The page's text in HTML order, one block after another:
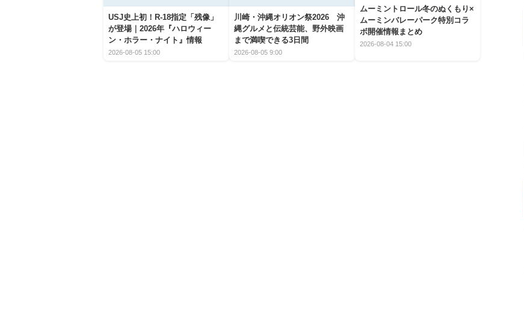
USJ史上初！R-18指定「残像」
が登場｜2026年『ハロウィー
ン・ホラー・ナイト』情報
2026-08-05 15:00
川崎・沖縄オリオン祭2026 沖
縄グルメと伝統芸能、野外映画
まで満喫できる3日間
2026-08-05 9:00
ムーミントロール冬のぬくもり×
ムーミンバレーパーク特別コラ
ボ開催情報まとめ
2026-08-04 15:00